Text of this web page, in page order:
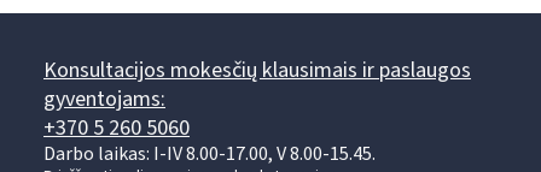
Konsultacijos mokesčių klausimais ir paslaugos
gyventojams:
+370 5 260 5060
Darbo laikas: I-IV 8.00-17.00, V 8.00-15.45.